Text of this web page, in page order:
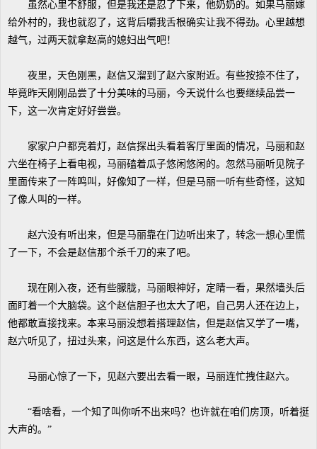
虽然心里不舒服，但是我还是忍了下来，他奶奶的。如果马丽嫁
给外村的，我也就忍了，这背后嚼我舌根确实让我不得劲。心里越想
越气，过两天就拿赵高的媳妇出气吧！
夜里，天色刚黑，赵信又溜到了赵六家附近。有些按捺不住了，
毕竟昨天刚刚品尝了十分美味的马丽，今天说什么也要继续品尝一
下，这一次肯定好好尝尝。
家家户户都亮着灯，赵信探出头看着客厅里面的情况，马丽和赵
六坐在椅子上看电视，马丽磕着瓜子悠闲悠闲的。忽然马丽听见院子
里面传来了一阵鸣叫，好像知了一样，但是马丽一听有些奇怪，这知
了像人叫的一样。
赵六没有听出来，但是马丽靠在门边听出来了，转念一想心里慌
了一下，不会是赵信那个杀千刀的来了吧。
现在刚入夜，还有些朦胧，马丽眼神好，定睛一看，果然墙头后
面盯着一个大脑袋。这个赵信胆子也太大了吧，自己男人还在边上，
他都敢直接找来。本来马丽没想着搭理赵信，但是赵信又学了一嘴，
赵六听见了，扭过头来，问这是什么东西，这么老大声。
马丽心惊了一下，见赵六要出去看一眼，马丽连忙拽住赵六。
“看啥看，一个知了叫你听不出来吗？也许就在咱们房顶，听着挺
大声的。”